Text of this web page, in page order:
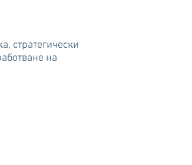
стратегически
на